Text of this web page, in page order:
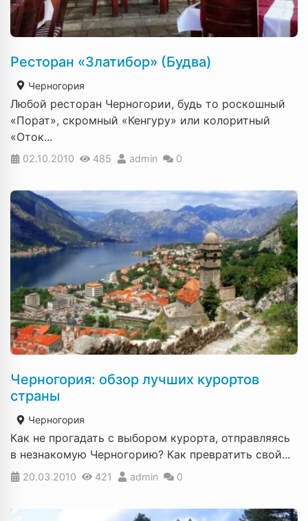
Ресторан «Златибор» (Будва)
Черногория
Любой ресторан Черногории, будь то роскошный
«Порат», скромный «Кенгуру» или колоритный
«Оток...
02.10.2010 485 admin 0
Черногория: обзор лучших курортов
страны
Черногория
Как не прогадать с выбором курорта, отправляясь
в незнакомую Черногорию? Как превратить свой...
20.03.2010 421 admin 0